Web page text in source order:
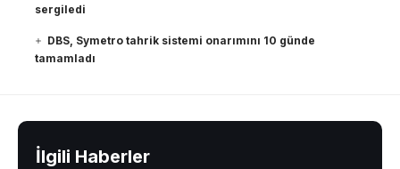
sergiledi
DBS, Symetro tahrik sistemi onarımını 10 günde
tamamladı
İlgili Haberler